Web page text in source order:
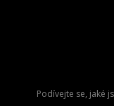
Podívejte se, jaké